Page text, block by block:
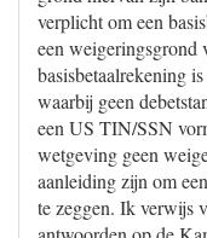
verplicht om een
een weigeringsgrond
basisbetaalrekening
waarbij geen
een US TIN/SSN
wetgeving geen
aanleiding zijn om
te zeggen. Ik verwijs